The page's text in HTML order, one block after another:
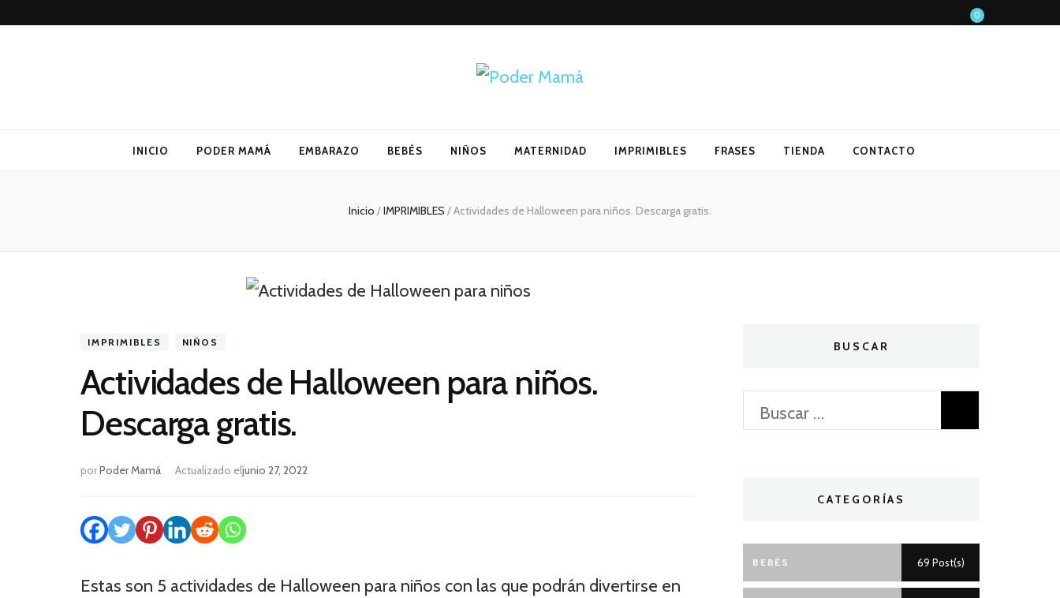
0
INICIO PODER MAMÁ EMBARAZO BEBÉS NIÑOS MATERNIDAD IMPRIMIBLES FRASES TIENDA CONTACTO
Inicio /IMPRIMIBLES /Actividades de Halloween para niños. Descarga gratis.
IMPRIMIBLES NIÑOS
Actividades de Halloween para niños.
Descarga gratis.
porPoder Mamá Actualizado eljunio 27, 2022
Estas son 5 actividades de Halloween para niños con las que podrán divertirse en
BUSCAR
Buscar:
CATEGORÍAS
BEBÉS 69 Post(s)